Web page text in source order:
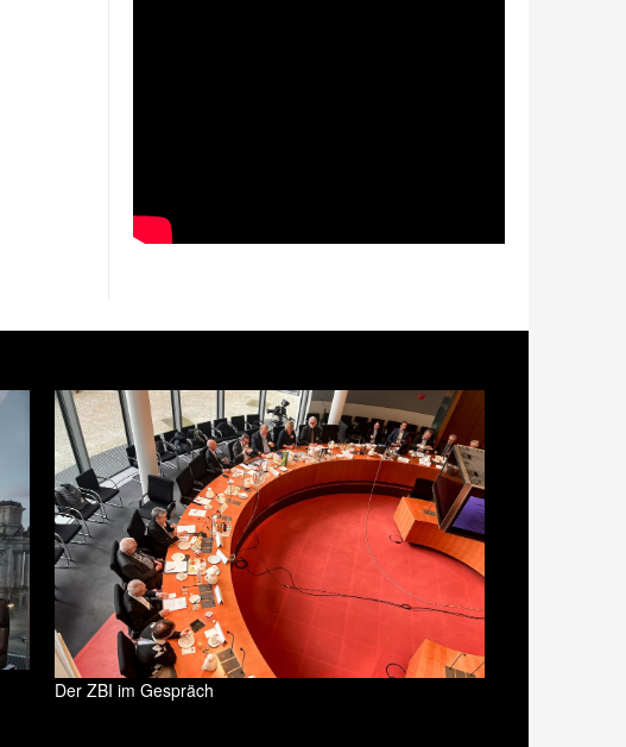
Der ZBI im Gespräch